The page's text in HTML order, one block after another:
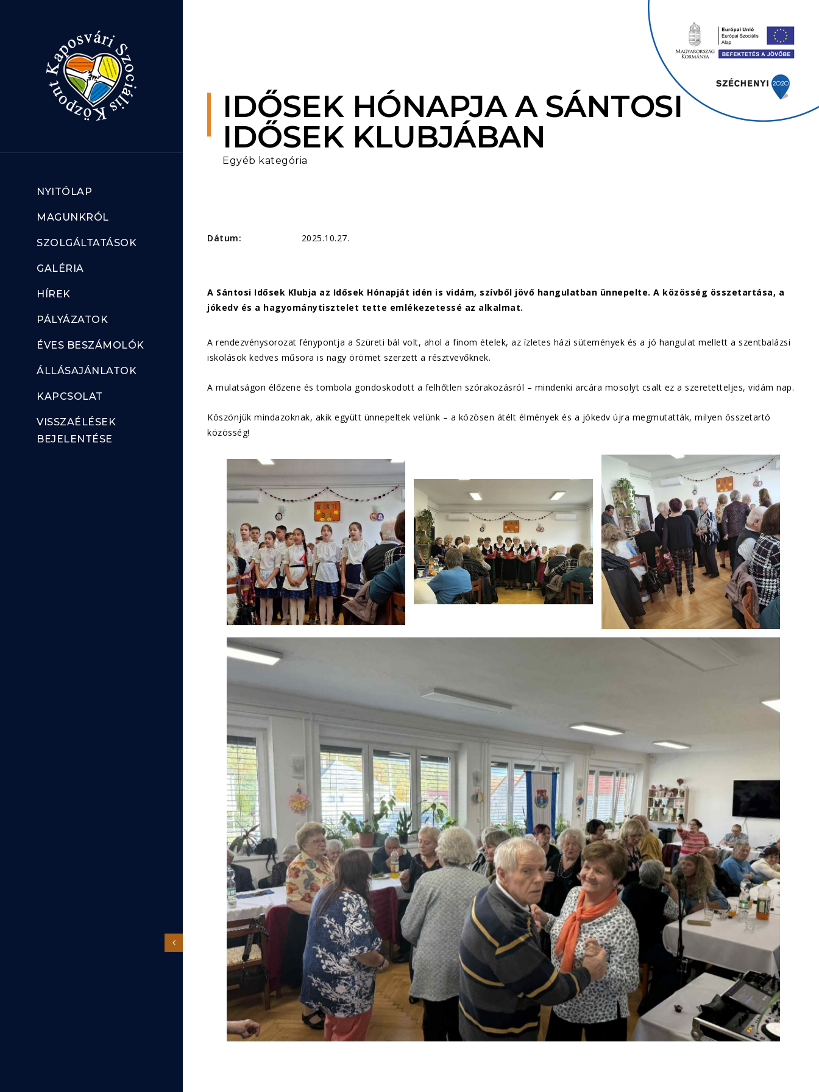
NYITÓLAP
MAGUNKRÓL
SZOLGÁLTATÁSOK
GALÉRIA
HÍREK
PÁLYÁZATOK
ÉVES BESZÁMOLÓK
ÁLLÁSAJÁNLATOK
KAPCSOLAT
VISSZAÉLÉSEK
BEJELENTÉSE
IDŐSEK HÓNAPJA A SÁNTOSI
IDŐSEK KLUBJÁBAN
Egyéb kategória
Dátum: 2025.10.27.
A Sántosi Idősek Klubja az Idősek Hónapját idén is vidám, szívből jövő hangulatban ünnepelte. A közösség összetartása, a
jókedv és a hagyománytisztelet tette emlékezetessé az alkalmat.
A rendezvénysorozat fénypontja a Szüreti bál volt, ahol a finom ételek, az ízletes házi sütemények és a jó hangulat mellett a szentbalázsi
iskolások kedves műsora is nagy örömet szerzett a résztvevőknek.
A mulatságon élőzene és tombola gondoskodott a felhőtlen szórakozásról – mindenki arcára mosolyt csalt ez a szeretetteljes, vidám nap.
Köszönjük mindazoknak, akik együtt ünnepeltek velünk – a közösen átélt élmények és a jókedv újra megmutatták, milyen összetartó
közösség!